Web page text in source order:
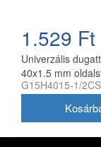
1.529 Ft
Univerzális
40x1.5 mm
db/csomag,
G15H4015-1/2CS